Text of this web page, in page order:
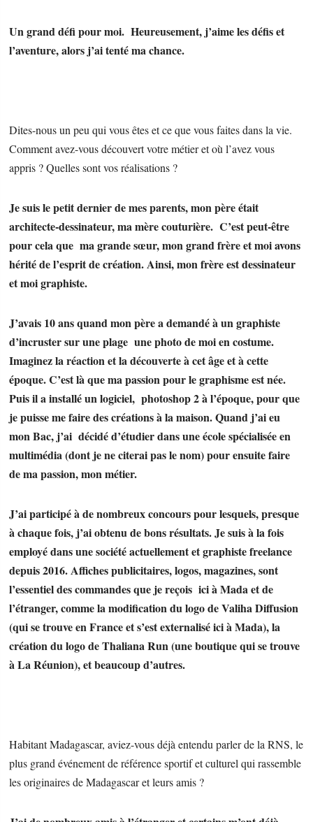
Un grand défi pour moi. Heureusement, j’aime les défis et
l’aventure, alors j’ai tenté ma chance.
Dites-nous un peu qui vous êtes et ce que vous faites dans la vie.
Comment avez-vous découvert votre métier et où l’avez vous
appris ? Quelles sont vos réalisations ?
Je suis le petit dernier de mes parents, mon père était
architecte-dessinateur, ma mère couturière. C’est peut-être
pour cela que ma grande sœur, mon grand frère et moi avons
hérité de l’esprit de création. Ainsi, mon frère est dessinateur
et moi graphiste.
J’avais 10 ans quand mon père a demandé à un graphiste
d’incruster sur une plage une photo de moi en costume.
Imaginez la réaction et la découverte à cet âge et à cette
époque. C’est là que ma passion pour le graphisme est née.
Puis il a installé un logiciel, photoshop 2 à l’époque, pour que
je puisse me faire des créations à la maison. Quand j’ai eu
mon Bac, j’ai décidé d’étudier dans une école spécialisée en
multimédia (dont je ne citerai pas le nom) pour ensuite faire
de ma passion, mon métier.
J’ai participé à de nombreux concours pour lesquels, presque
à chaque fois, j’ai obtenu de bons résultats. Je suis à la fois
employé dans une société actuellement et graphiste freelance
depuis 2016. Affiches publicitaires, logos, magazines, sont
l’essentiel des commandes que je reçois ici à Mada et de
l’étranger, comme la modification du logo de Valiha Diffusion
(qui se trouve en France et s’est externalisé ici à Mada), la
création du logo de Thaliana Run (une boutique qui se trouve
à La Réunion), et beaucoup d’autres.
Habitant Madagascar, aviez-vous déjà entendu parler de la RNS, le
plus grand événement de référence sportif et culturel qui rassemble
les originaires de Madagascar et leurs amis ?